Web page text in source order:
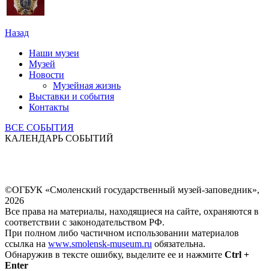
Назад
Наши музеи
Музей
Новости
Музейная жизнь
Выставки и события
Контакты
ВСЕ СОБЫТИЯ
КАЛЕНДАРЬ СОБЫТИЙ
©ОГБУК «Смоленский государственный музей-заповедник»,
2026
Все права на материалы, находящиеся на сайте, охраняются в
соответствии с законодательством РФ.
При полном либо частичном использовании материалов
ссылка на www.smolensk-museum.ru обязательна.
Обнаружив в тексте ошибку, выделите ее и нажмите Ctrl +
Enter